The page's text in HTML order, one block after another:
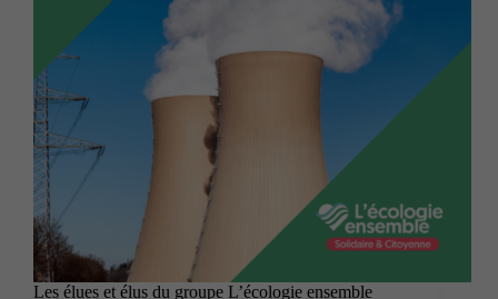
Les élues et élus du groupe L’écologie ensemble